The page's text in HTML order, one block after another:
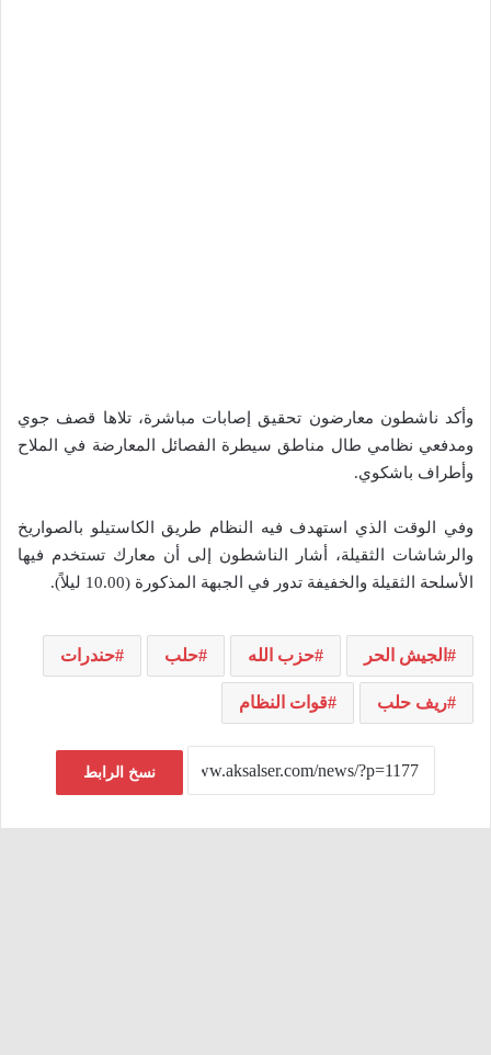
وأكد ناشطون معارضون تحقيق إصابات مباشرة، تلاها قصف جوي
ومدفعي نظامي طال مناطق سيطرة الفصائل المعارضة في الملاح
وأطراف باشكوي.
وفي الوقت الذي استهدف فيه النظام طريق الكاستيلو بالصواريخ
والرشاشات الثقيلة، أشار الناشطون إلى أن معارك تستخدم فيها
الأسلحة الثقيلة والخفيفة تدور في الجبهة المذكورة (10.00 ليلاً).
الجيش الحر حزب الله حلب حندرات
ريف حلب قوات النظام
نسخ الرابط